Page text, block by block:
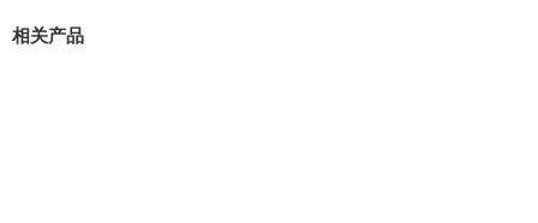
相关产品